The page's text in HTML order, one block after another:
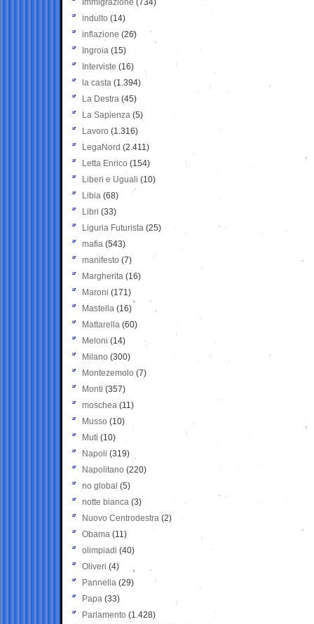
Immigrazione (734)
indulto (14)
inflazione (26)
Ingroia (15)
Interviste (16)
la casta (1.394)
La Destra (45)
La Sapienza (5)
Lavoro (1.316)
LegaNord (2.411)
Letta Enrico (154)
Liberi e Uguali (10)
Libia (68)
Libri (33)
Liguria Futurista (25)
mafia (543)
manifesto (7)
Margherita (16)
Maroni (171)
Mastella (16)
Mattarella (60)
Meloni (14)
Milano (300)
Montezemolo (7)
Monti (357)
moschea (11)
Musso (10)
Muti (10)
Napoli (319)
Napolitano (220)
no global (5)
notte bianca (3)
Nuovo Centrodestra (2)
Obama (11)
olimpiadi (40)
Oliveri (4)
Pannella (29)
Papa (33)
Parlamento (1.428)